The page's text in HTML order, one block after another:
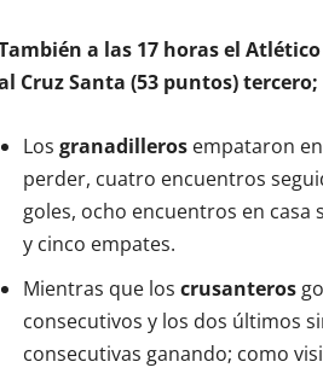
a las 17 horas el
Cruz Santa (53 puntos) tercero;
Los granadilleros empataron
perder, cuatro encuentros
goles, ocho encuentros en
y cinco empates.
Mientras que los crusanteros
consecutivos y los dos últimos
consecutivas ganando; como